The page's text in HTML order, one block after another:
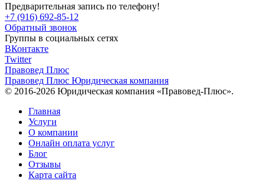
Предварительная запись по телефону!
+7 (916) 692-85-12
Обратный звонок
Группы в социальных сетях
ВКонтакте
Twitter
Правовед Плюс
Правовед Плюс Юридическая компания
© 2016-2026 Юридическая компания «Правовед-Плюс».
Главная
Услуги
О компании
Онлайн оплата услуг
Блог
Отзывы
Карта сайта